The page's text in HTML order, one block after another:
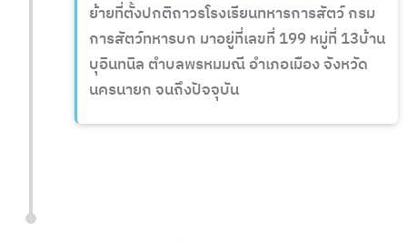
ย้ายที่ตั้งปกติถาวรโรงเรียนทหารการสัตว์ กรม
การสัตว์ทหารบก มาอยู่ที่เลขที่ 199 หมู่ที่ 13บ้าน
บุอินทนิล ตำบลพรหมมณี อำเภอเมือง จังหวัด
นครนายก จนถึงปัจจุบัน